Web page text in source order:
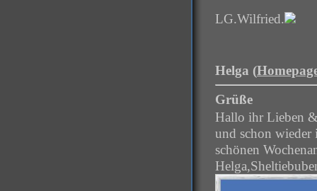
LG.Wilfried.
Helga (
Grüße
Hallo ihr Lieben
und schon wieder
schönen